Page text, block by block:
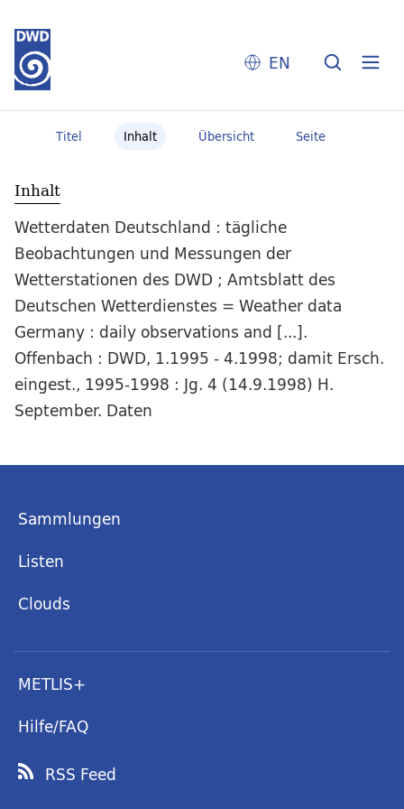
EN
Titel Inhalt Übersicht Seite
Inhalt
Wetterdaten Deutschland : tägliche
Beobachtungen und Messungen der
Wetterstationen des DWD ; Amtsblatt des
Deutschen Wetterdienstes = Weather data
Germany : daily observations and [...].
Offenbach : DWD, 1.1995 - 4.1998; damit Ersch.
eingest., 1995-1998 : Jg. 4 (14.9.1998) H.
September. Daten
Sammlungen
Listen
Clouds
METLIS+
Hilfe/FAQ
RSS Feed